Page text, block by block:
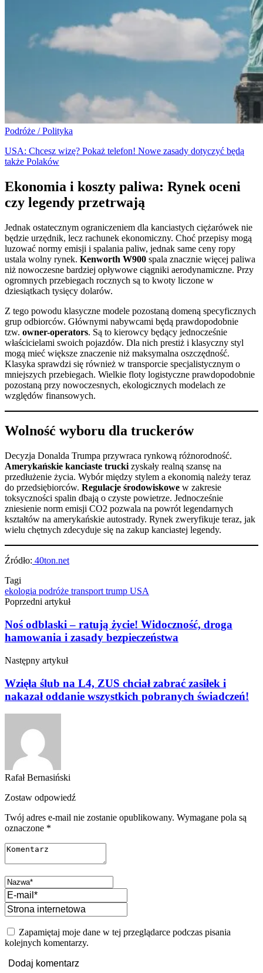
Podróże / Polityka
USA: Chcesz wizę? Pokaż telefon! Nowe zasady dotyczyć będą
także Polaków
Ekonomia i koszty paliwa: Rynek oceni
czy legendy przetrwają
Jednak ostatecznym ograniczeniem dla kanciastych ciężarówek nie
będzie urzędnik, lecz rachunek ekonomiczny. Choć przepisy mogą
luzować normy emisji i spalania paliw, jednak same ceny ropy
ustala wolny rynek. Kenworth W900 spala znacznie więcej paliwa
niż nowoczesne bardziej opływowe ciągniki aerodynamiczne. Przy
ogromnych przebiegach rocznych są to kwoty liczone w
dziesiątkach tysięcy dolarów.
Z tego powodu klasyczne modele pozostaną domeną specyficznych
grup odbiorców. Głównymi nabywcami będą prawdopodobnie
tzw. owner-operators. Są to kierowcy będący jednocześnie
właścicielami swoich pojazdów. Dla nich prestiż i klasyczny styl
mogą mieć większe znaczenie niż maksymalna oszczędność.
Klasyka sprawdzi się również w transporcie specjalistycznym o
mniejszych przebiegach. Wielkie floty logistyczne prawdopodobnie
pozostaną przy nowoczesnych, ekologicznych modelach ze
względów finansowych.
Wolność wyboru dla truckerów
Decyzja Donalda Trumpa przywraca rynkową różnorodność.
Amerykańskie kanciaste trucki zyskały realną szansę na
przedłużenie życia. Wybór między stylem a ekonomią należy teraz
do przedsiębiorców. Regulacje środowiskowe w zakresie
toksyczności spalin dbają o czyste powietrze. Jednocześnie
zniesienie norm emisji CO2 pozwala na powrót legendarnych
kształtów na amerykańskie autostrady. Rynek zweryfikuje teraz, jak
wielu chętnych zdecyduje się na zakup kanciastej legendy.
Źródło: 40ton.net
Tagi
ekologia podróże transport trump USA
Poprzedni artykuł
Noś odblaski – ratują życie! Widoczność, droga
hamowania i zasady bezpieczeństwa
Następny artykuł
Wzięła ślub na L4, ZUS chciał zabrać zasiłek i
nakazał oddanie wszystkich pobranych świadczeń!
Rafał Bernasiński
Zostaw odpowiedź
Twój adres e-mail nie zostanie opublikowany. Wymagane pola są
oznaczone *
Zapamiętaj moje dane w tej przeglądarce podczas pisania
kolejnych komentarzy.